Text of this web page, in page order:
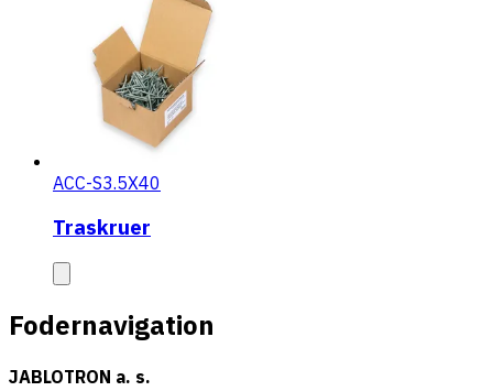
ACC-S3.5X40
Traskruer
Fodernavigation
JABLOTRON a. s.